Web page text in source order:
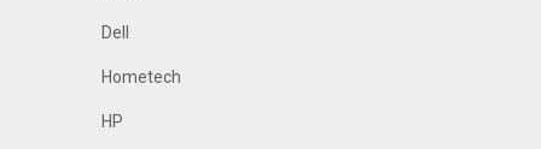
Dell
Hometech
HP